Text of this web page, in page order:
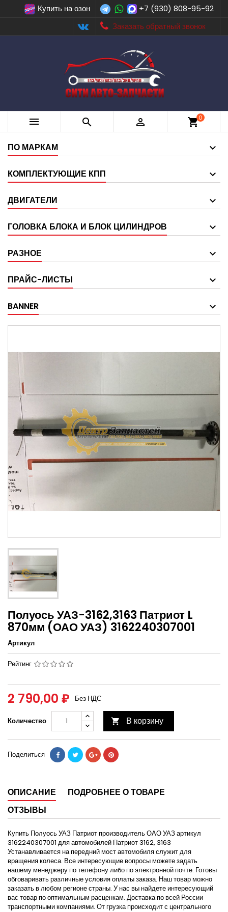
Купить на озон
+7 (930) 808-95-92
Заказать обратный звонок
   shopping_cart0
ПО МАРКАМ
КОМПЛЕКТУЮЩИЕ КПП
ДВИГАТЕЛИ
ГОЛОВКА БЛОКА И БЛОК ЦИЛИНДРОВ
РАЗНОЕ
ПРАЙС-ЛИСТЫ
BANNER
Полуось УАЗ-3162,3163 Патриот L
870мм (ОАО УАЗ) 3162240307001
Артикул
Рейтинг
2 790,00 ₽ Без НДС
Количество  В корзину
Поделиться
ОПИСАНИЕ
ПОДРОБНЕЕ О ТОВАРЕ
ОТЗЫВЫ
Купить Полуось УАЗ Патриот производитель ОАО УАЗ артикул
3162240307001 для автомобилей Патриот 3162, 3163
Устанавливается на передний мост автомобиля служит для
вращения колеса. Все интересующие вопросы можете задать
нашему менеджеру по телефону либо по электронной почте. Готовы
обговаривать различные условия оплаты заказа. Наш товар можно
заказать в любом регионе страны. У нас вы найдете интересующий
вас товар по оптимальным расценкам. Доставка по всей России
транспортными компаниями. От грузка происходит с центрального